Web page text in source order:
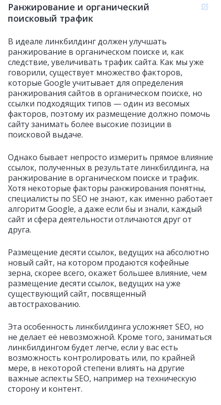
Ранжирование и органический
поисковый трафик
В идеале линкбилдинг должен улучшать
ранжирование в органическом поиске и, как
следствие, увеличивать трафик сайта. Как мы уже
говорили, существует множество факторов,
которые Google учитывает для определения
ранжирования сайтов в органическом поиске, но
ссылки подходящих типов — один из весомых
факторов, поэтому их размещение должно помочь
сайту занимать более высокие позиции в
поисковой выдаче.
Однако бывает непросто измерить прямое влияние
ссылок, полученных в результате линкбилдинга, на
ранжирование в органическом поиске и трафик.
Хотя некоторые факторы ранжирования понятны,
специалисты по SEO не знают, как именно работает
алгоритм Google, а даже если бы и знали, каждый
сайт и сфера деятельности отличаются друг от
друга.
Размещение десяти ссылок, ведущих на абсолютно
новый сайт, на котором продаются кофейные
зерна, скорее всего, окажет большее влияние, чем
размещение десяти ссылок, ведущих на уже
существующий сайт, посвященный
автострахованию.
Эта особенность линкбилдинга усложняет SEO, но
не делает её невозможной. Кроме того, заниматься
линкбилдингом будет легче, если у вас есть
возможность контролировать или, по крайней
мере, в некоторой степени влиять на другие
важные аспекты SEO, например на техническую
сторону и контент.